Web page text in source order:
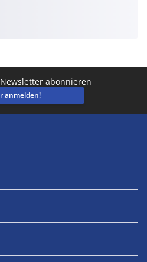
abonnieren
anmelden!